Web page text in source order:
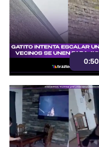
0:50